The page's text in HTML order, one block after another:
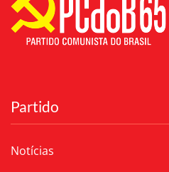
Partido
Notícias